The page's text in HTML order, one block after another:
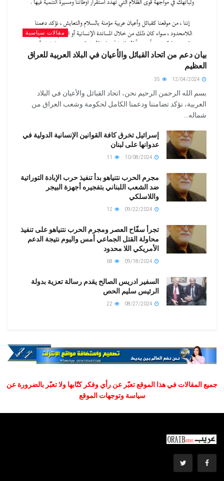
مقالات سياسية
بيان دعم من اتحاد القبائل والأعيان في البلاد العربية للعراق
العظيم
بسم الله الرحمن الرحيم نحن، اتحاد القبائل والأعيان في البلاد
العربية، نؤكد تضامننا ودعمنا الكامل لحكومة وشعب العراق من
شماله...
إسرائيل تخرق كافة القوانين الإنسانية الدولية في
عدوانها على لبنان
مجرم الحرب نتنياهو بدأ تنفيذ حرب الإبادة التوراتية
ضد الشعب اللبناني بتفجيره أجهزة البيجر
واللاسلكي
تجرأ سفّاح العصر ومجرم الحرب نتنياهو على تنفيذ
محاولة القتل الجماعي أمس واليوم نتيجة الدعم
الأمريكي اللا محدود
السفير ادريس الصالح يقدم رسالة تعزية بدولة
الرئيس سليم الحص
جميع المقالات في هذا الموقع تعبّر عن رأي وفكر كتّابها ولا تعبّر بالضرورة عن
سياسة وتوجهات الموقع